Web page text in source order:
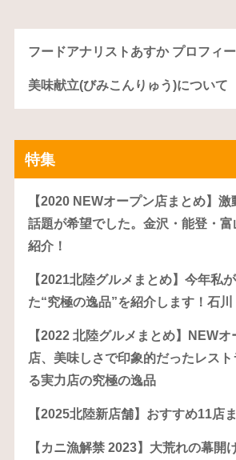
フードアナリストあすか プロフィ
美味献立(びみこんりゅう)について
特集
【2020 NEWオープン店まとめ】
話題が希望でした。金沢・能登・
紹介！
【2021北陸グルメまとめ】今年私
た“究極の逸品”を紹介します！石
【2022 北陸グルメまとめ】NEWオ
店、美味しさで印象的だったレス
る実力店の究極の逸品
【2025北陸新店舗】おすすめ11店
【カニ漁解禁 2023】大荒れの幕開